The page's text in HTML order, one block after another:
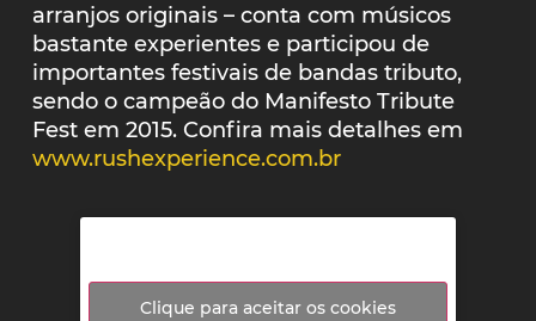
arranjos originais – conta com músicos
bastante experientes e participou de
importantes festivais de bandas tributo,
sendo o campeão do Manifesto Tribute
Fest em 2015. Confira mais detalhes em
www.rushexperience.com.br
Clique para aceitar os cookies